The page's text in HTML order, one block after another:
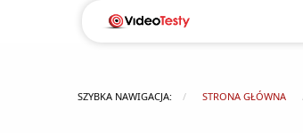
SZYBKA NAWIGACJA: STRONA GŁÓWNA